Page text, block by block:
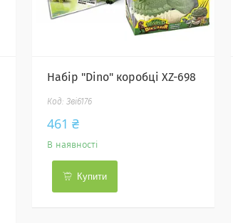
Набір "Dino" коробці XZ-698
Зві6176
461 ₴
В наявності
Купити